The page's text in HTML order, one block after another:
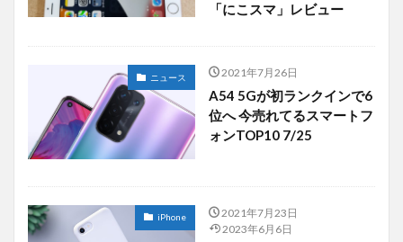
「にこスマ」レビュー
ニュース 2021年7月26日
A54 5Gが初ランクインで6
位へ 今売れてるスマートフ
ォンTOP10 7/25
iPhone
2021年7月23日
2023年6月6日